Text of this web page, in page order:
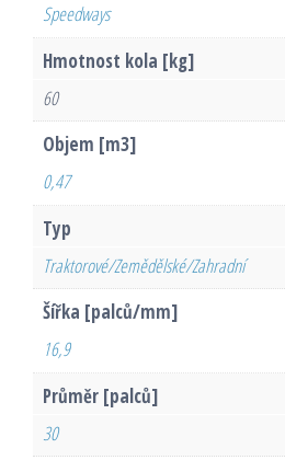
Speedways
Hmotnost kola [kg]
60
Objem [m3]
0,47
Typ
Traktorové/Zemědělské/Zahradní
Šířka [palců/mm]
16,9
Průměr [palců]
30